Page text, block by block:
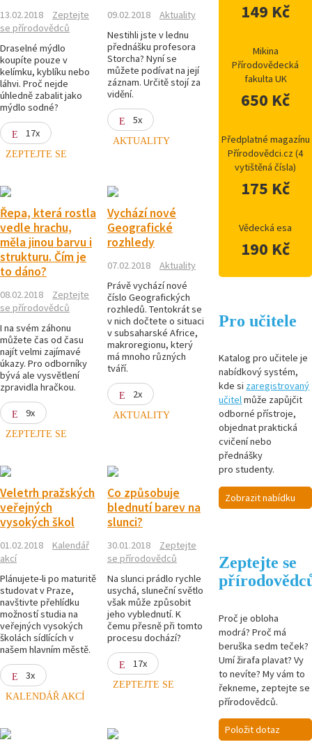
13.02.2018
Zeptejte
se přírodovědců
Draselné mýdlo
koupíte pouze v
kelímku, kyblíku nebo
láhvi. Proč nejde
úhledně zabalit jako
mýdlo sodné?
17x
ZEPTEJTE SE
09.02.2018
Aktuality
Nestihli jste v lednu
přednášku profesora
Storcha? Nyní se
můžete podívat na její
záznam. Určitě stojí za
vidění.
5x
AKTUALITY
Řepa, která rostla
vedle hrachu,
měla jinou barvu i
strukturu. Čím je
to dáno?
08.02.2018
Zeptejte
se přírodovědců
I na svém záhonu
můžete čas od času
najít velmi zajímavé
úkazy. Pro odborníky
bývá ale vysvětlení
zpravidla hračkou.
9x
ZEPTEJTE SE
Vychází nové
Geografické
rozhledy
07.02.2018
Aktuality
Právě vychází nové
číslo Geografických
rozhledů. Tentokrát se
v nich dočtete o situaci
v subsaharské Africe,
makroregionu, který
má mnoho různých
tváří.
2x
AKTUALITY
Veletrh pražských
veřejných
vysokých škol
01.02.2018
Kalendář
akcí
Plánujete-li po maturitě
studovat v Praze,
navštivte přehlídku
možností studia na
veřejných vysokých
školách sídlících v
našem hlavním městě.
3x
KALENDÁŘ AKCÍ
Co způsobuje
blednutí barev na
slunci?
30.01.2018
Zeptejte
se přírodovědců
Na slunci prádlo rychle
usychá, sluneční světlo
však může způsobit
jeho vyblednutí. K
čemu přesně při tomto
procesu dochází?
17x
ZEPTEJTE SE
149 Kč
Mikina
Přírodovědecká
fakulta UK
650 Kč
Předplatné magazínu
Přírodovědci.cz (4
vytištěná čísla)
175 Kč
Vědecká esa
190 Kč
Pro učitele
Katalog pro učitele je
nabídkový systém,
kde si zaregistrovaný
učitelmůže zapůjčit
odborné přístroje,
objednat praktická
cvičení nebo
přednášky
pro studenty.
Zobrazit nabídku
Zeptejte se
Proč je obloha
modrá? Proč má
beruška sedm teček?
Umí žirafa plavat? Vy
to nevíte? My vám to
řekneme, zeptejte se
přírodovědců.
Položit dotaz